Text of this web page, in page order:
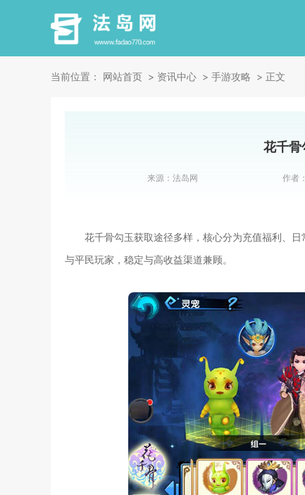
当前位置： 网站首页 资讯中心 手游攻略 正文
花千骨
来源： 法岛网 作者：
花千骨勾玉获取途径多样，核心分为充值福利、
与平民玩家，稳定与高收益渠道兼顾。